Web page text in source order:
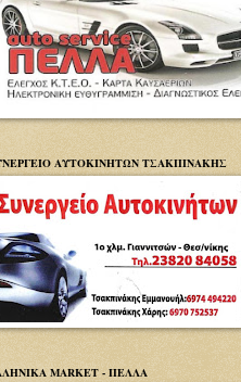
ΑΥΤΟΚΙΝΗΤΩΝ ΤΣΑΚΠΙΝΑΚΗΣ
MARKET - ΠΕΛΛΑ